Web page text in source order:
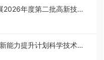
2026年度第二批高新技术
能力提升计划科学技术普